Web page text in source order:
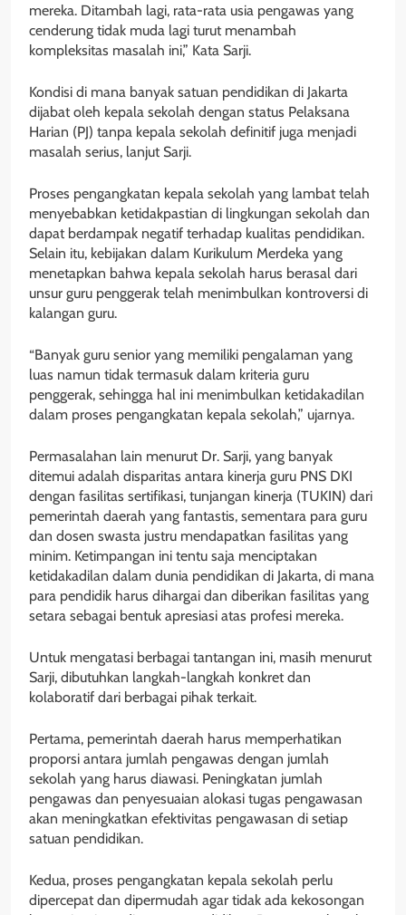
mereka. Ditambah lagi, rata-rata usia pengawas yang
cenderung tidak muda lagi turut menambah
kompleksitas masalah ini,” Kata Sarji.
Kondisi di mana banyak satuan pendidikan di Jakarta
dijabat oleh kepala sekolah dengan status Pelaksana
Harian (PJ) tanpa kepala sekolah definitif juga menjadi
masalah serius, lanjut Sarji.
Proses pengangkatan kepala sekolah yang lambat telah
menyebabkan ketidakpastian di lingkungan sekolah dan
dapat berdampak negatif terhadap kualitas pendidikan.
Selain itu, kebijakan dalam Kurikulum Merdeka yang
menetapkan bahwa kepala sekolah harus berasal dari
unsur guru penggerak telah menimbulkan kontroversi di
kalangan guru.
“Banyak guru senior yang memiliki pengalaman yang
luas namun tidak termasuk dalam kriteria guru
penggerak, sehingga hal ini menimbulkan ketidakadilan
dalam proses pengangkatan kepala sekolah,” ujarnya.
Permasalahan lain menurut Dr. Sarji, yang banyak
ditemui adalah disparitas antara kinerja guru PNS DKI
dengan fasilitas sertifikasi, tunjangan kinerja (TUKIN) dari
pemerintah daerah yang fantastis, sementara para guru
dan dosen swasta justru mendapatkan fasilitas yang
minim. Ketimpangan ini tentu saja menciptakan
ketidakadilan dalam dunia pendidikan di Jakarta, di mana
para pendidik harus dihargai dan diberikan fasilitas yang
setara sebagai bentuk apresiasi atas profesi mereka.
Untuk mengatasi berbagai tantangan ini, masih menurut
Sarji, dibutuhkan langkah-langkah konkret dan
kolaboratif dari berbagai pihak terkait.
Pertama, pemerintah daerah harus memperhatikan
proporsi antara jumlah pengawas dengan jumlah
sekolah yang harus diawasi. Peningkatan jumlah
pengawas dan penyesuaian alokasi tugas pengawasan
akan meningkatkan efektivitas pengawasan di setiap
satuan pendidikan.
Kedua, proses pengangkatan kepala sekolah perlu
dipercepat dan dipermudah agar tidak ada kekosongan